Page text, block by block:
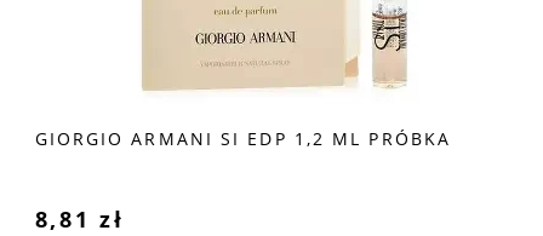
GIORGIO ARMANI SI EDP 1,2 ML PRÓBKA
8,81 zł